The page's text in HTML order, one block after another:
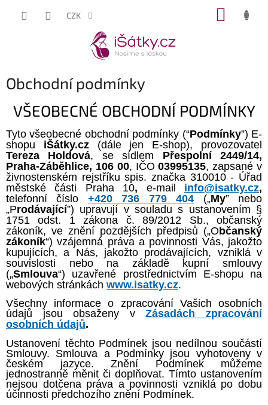
CZK
Obchodní podmínky
VŠEOBECNÉ OBCHODNÍ PODMÍNKY
Tyto všeobecné obchodní podmínky (“Podmínky”) E-
shopu iŠátky.cz (dále jen E-shop), provozovatel
Tereza Holdová, se sídlem Přespolní 2449/14,
Praha-Záběhlice, 106 00, IČO03995135,zapsané v
živnostenském rejstříku spis. značka 310010 - Úřad
městské části Praha 10, e-mail info@isatky.cz,
telefonní číslo
+420 736 779 404 („My” nebo
„Prodávající”) upravují v souladu s ustanovením §
1751 odst. 1 zákona č. 89/2012 Sb., občanský
zákoník, ve znění pozdějších předpisů („O bčanský
zákoník“) vzájemná práva a povinnosti Vás, jakožto
kupujících, a Nás, jakožto prodávajících, vzniklá v
souvislosti nebo na základě kupní smlouvy
(„Smlouva“) uzavřené prostřednictvím E-shopu na
webových stránkách www.isatky.cz.
Všechny informace o zpracování Vašich osobních
údajů jsou obsaženy vZásadách zpracování
osobních údajů.
Ustanovení těchto Podmínek jsou nedílnou součástí
Smlouvy. Smlouva a Podmínky jsou vyhotoveny v
českém jazyce. Znění Podmínek můžeme
jednostranně měnit či doplňovat. Tímto ustanovením
nejsou dotčena práva a povinnosti vzniklá po dobu
účinnosti předchozího znění Podmínek.